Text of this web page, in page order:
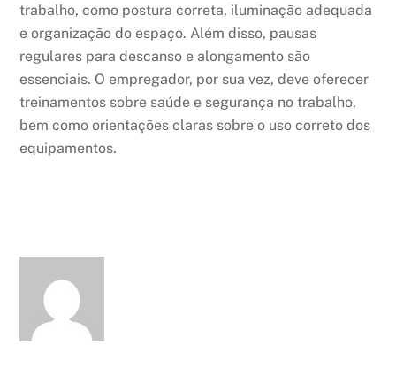
trabalho, como postura correta, iluminação adequada
e organização do espaço. Além disso, pausas
regulares para descanso e alongamento são
essenciais. O empregador, por sua vez, deve oferecer
treinamentos sobre saúde e segurança no trabalho,
bem como orientações claras sobre o uso correto dos
equipamentos.